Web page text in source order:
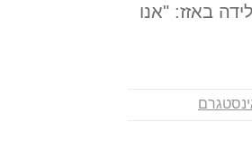
באזז: "אנו